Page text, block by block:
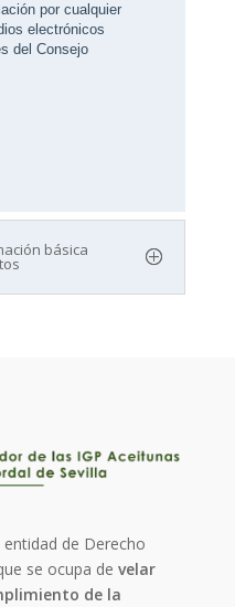
básica
de Derecho
se ocupa develar
de la